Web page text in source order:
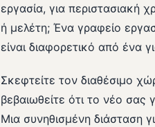
εργασία, για περιστασιακή
ή μελέτη; Ένα γραφείο
είναι διαφορετικό από ένα
Σκεφτείτε τον διαθέσιμο
βεβαιωθείτε ότι το νέο σας
Μια συνηθισμένη διάσταση